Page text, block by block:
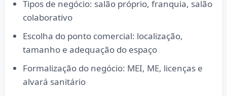
Tipos de negócio: salão próprio, franquia, salão
colaborativo
Escolha do ponto comercial: localização,
tamanho e adequação do espaço
Formalização do negócio: MEI, ME, licenças e
alvará sanitário